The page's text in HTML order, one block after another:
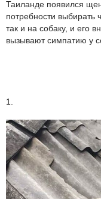
Таиланде появился
потребности выбирать
так и на собаку, и его
вызывают симпатию у
1.